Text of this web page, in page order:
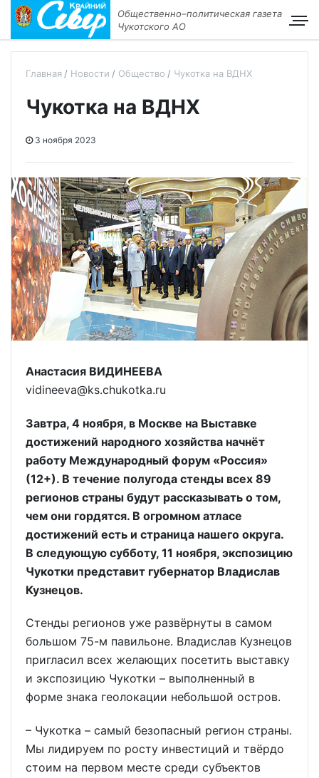
Общественно–политическая газета
Чукотского АО
Главная Новости Общество Чукотка на ВДНХ
Чукотка на ВДНХ
3 ноября 2023
Анастасия ВИДИНЕЕВА
vidineeva@ks.chukotka.ru
Завтра, 4 ноября, в Москве на Выставке
достижений народного хозяйства начнёт
работу Международный форум «Россия»
(12+). В течение полугода стенды всех 89
регионов страны будут рассказывать о том,
чем они гордятся. В огромном атласе
достижений есть и страница нашего округа.
В следующую субботу, 11 ноября, экспозицию
Чукотки представит губернатор Владислав
Кузнецов.
Стенды регионов уже развёрнуты в самом
большом 75-м павильоне. Владислав Кузнецов
пригласил всех желающих посетить выставку
и экспозицию Чукотки – выполненный в
форме знака геолокации небольшой остров.
– Чукотка – самый безопасный регион страны.
Мы лидируем по росту инвестиций и твёрдо
стоим на первом месте среди субъектов